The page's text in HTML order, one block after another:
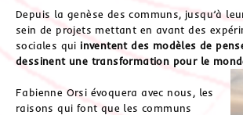
Depuis la genèse des communs, jusqu’à
sein de projets mettant en avant des
sociales qui inventent des modèles de
dessinent une transformation pour le
Fabienne Orsi évoquera avec nous, les
raisons qui font que les communs